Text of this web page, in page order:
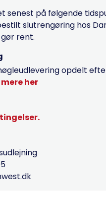
senest på følgende
slutrengøring hos
gør rent.
opdelt
her